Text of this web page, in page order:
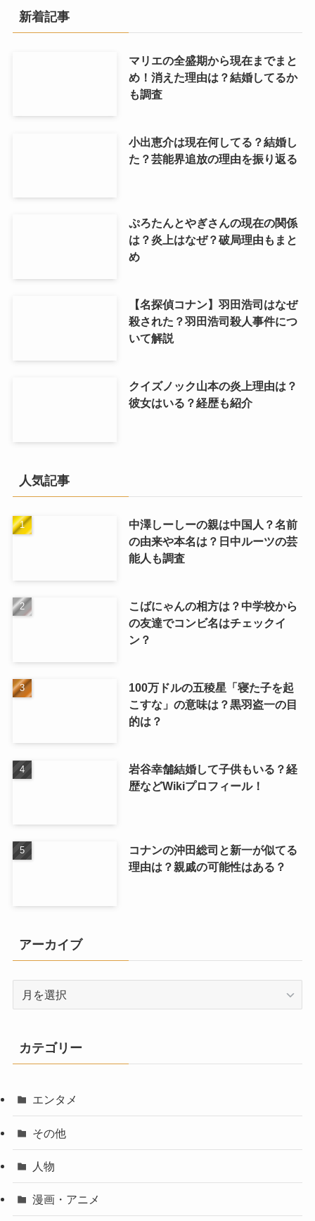
新着記事
マリエの全盛期から現在までまと
め！消えた理由は？結婚してるか
も調査
小出恵介は現在何してる？結婚し
た？芸能界追放の理由を振り返る
ぷろたんとやぎさんの現在の関係
は？炎上はなぜ？破局理由もまと
め
【名探偵コナン】羽田浩司はなぜ
殺された？羽田浩司殺人事件につ
いて解説
クイズノック山本の炎上理由は？
彼女はいる？経歴も紹介
人気記事
中澤しーしーの親は中国人？名前
の由来や本名は？日中ルーツの芸
能人も調査
こばにゃんの相方は？中学校から
の友達でコンビ名はチェックイ
ン？
100万ドルの五稜星「寝た子を起
こすな」の意味は？黒羽盗一の目
的は？
岩谷幸舗結婚して子供もいる？経
歴などWikiプロフィール！
コナンの沖田総司と新一が似てる
理由は？親戚の可能性はある？
アーカイブ
ブ
カテゴリー
エンタメ
その他
人物
漫画・アニメ